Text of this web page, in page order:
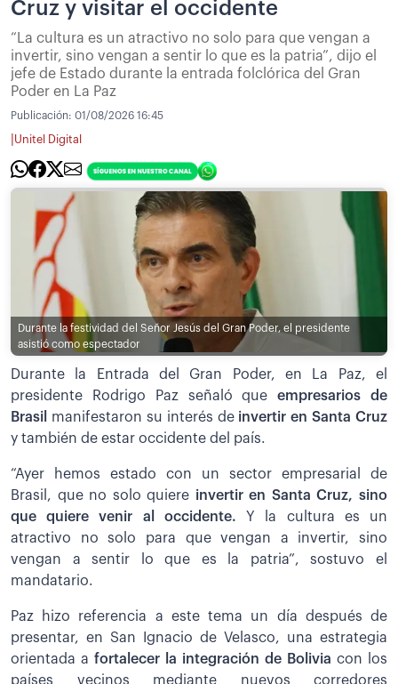
Cruz y visitar el occidente
“La cultura es un atractivo no solo para que vengan a
invertir, sino vengan a sentir lo que es la patria”, dijo el
jefe de Estado durante la entrada folclórica del Gran
Poder en La Paz
Publicación: 01/08/2026 16:45
Unitel Digital
Durante la festividad del Señor Jesús del Gran Poder, el presidente
asistió como espectador
Durante la Entrada del Gran Poder, en La Paz, el
presidente Rodrigo Paz señaló queempresarios de
Brasil
manifestaron su interés de invertir en Santa Cruz
y también de estar occidente del país.
“Ayer hemos estado con un sector empresarial de
Brasil, que no solo quiere invertir en Santa Cruz, sino
que quiere venir al occidente. Y la cultura es un
atractivo no solo para que vengan a invertir, sino
vengan a sentir lo que es la patria”, sostuvo el
mandatario.
Paz hizo referencia a este tema un día después de
presentar, en San Ignacio de Velasco, una estrategia
orientada a fortalecer la integración de Bolivia con los
países vecinos mediante nuevos corredores